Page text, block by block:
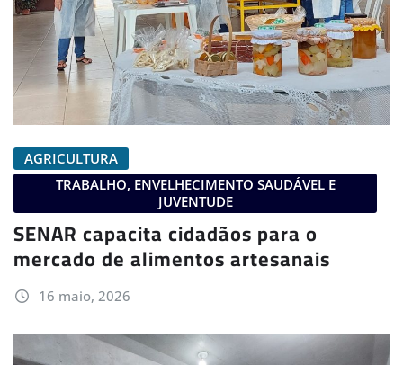
AGRICULTURA
TRABALHO, ENVELHECIMENTO SAUDÁVEL E
JUVENTUDE
SENAR capacita cidadãos para o
mercado de alimentos artesanais
16 maio, 2026